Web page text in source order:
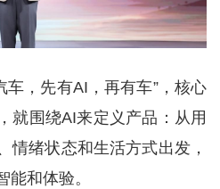
车，先有AI，再有车”，核心
就围绕AI来定义产品：从用
情绪状态和生活方式出发，
和体验。